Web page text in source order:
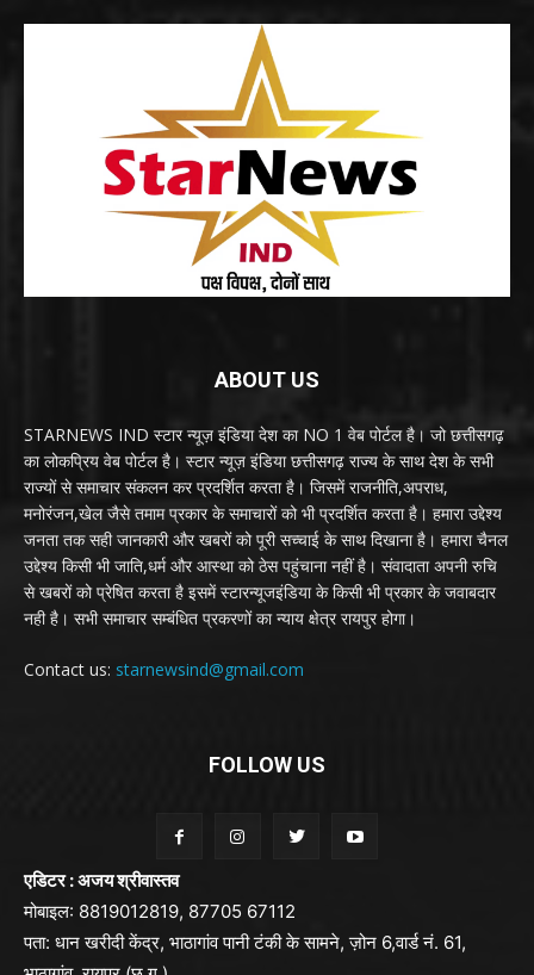
ABOUT US
STARNEWS IND स्टार न्यूज़ इंडिया देश का NO 1 वेब पोर्टल है। जो छत्तीसगढ़
का लोकप्रिय वेब पोर्टल है। स्टार न्यूज़ इंडिया छत्तीसगढ़ राज्य के साथ देश के सभी
राज्यों से समाचार संकलन कर प्रदर्शित करता है। जिसमें राजनीति,अपराध,
मनोरंजन,खेल जैसे तमाम प्रकार के समाचारों को भी प्रदर्शित करता है। हमारा उद्देश्य
जनता तक सही जानकारी और खबरों को पूरी सच्चाई के साथ दिखाना है। हमारा चैनल
उद्देश्य किसी भी जाति,धर्म और आस्था को ठेस पहुंचाना नहीं है। संवादाता अपनी रुचि
से खबरों को प्रेषित करता है इसमें स्टारन्यूजइंडिया के किसी भी प्रकार के जवाबदार
नही है। सभी समाचार सम्बंधित प्रकरणों का न्याय क्षेत्र रायपुर होगा।
Contact us: starnewsind@gmail.com
FOLLOW US
एडिटर : अजय श्रीवास्तव
मोबाइल: 8819012819, 87705 67112
पता: धान खरीदी केंद्र, भाठागांव पानी टंकी के सामने, ज़ोन 6,वार्ड नं. 61,